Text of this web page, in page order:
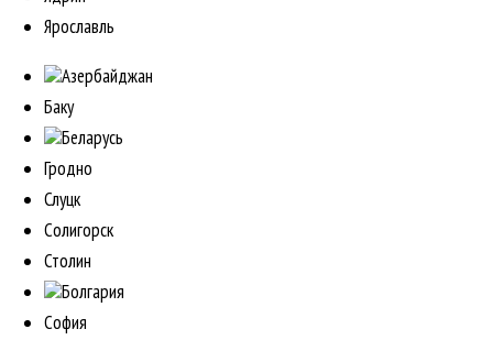
Ярославль
Азербайджан
Баку
Беларусь
Гродно
Слуцк
Солигорск
Столин
Болгария
София